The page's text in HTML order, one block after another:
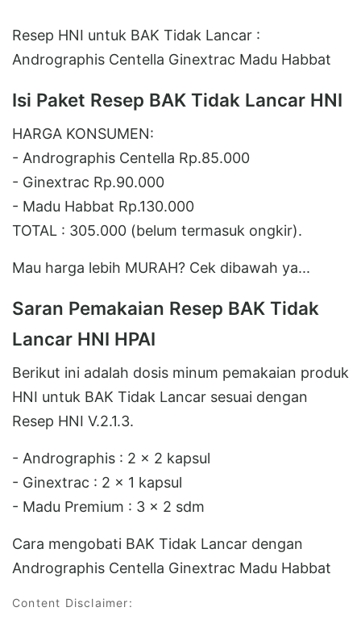
Resep HNI untuk BAK Tidak Lancar :
Andrographis Centella Ginextrac Madu Habbat
Isi Paket Resep BAK Tidak Lancar HNI
HARGA KONSUMEN:
- Andrographis Centella Rp.85.000
- Ginextrac Rp.90.000
- Madu Habbat Rp.130.000
TOTAL : 305.000 (belum termasuk ongkir).
Mau harga lebih MURAH? Cek dibawah ya...
Saran Pemakaian Resep BAK Tidak
Lancar HNI HPAI
Berikut ini adalah dosis minum pemakaian produk
HNI untuk BAK Tidak Lancar sesuai dengan
Resep HNI V.2.1.3.
- Andrographis : 2 x 2 kapsul
- Ginextrac : 2 x 1 kapsul
- Madu Premium : 3 x 2 sdm
Cara mengobati BAK Tidak Lancar dengan
Andrographis Centella Ginextrac Madu Habbat
Content Disclaimer: